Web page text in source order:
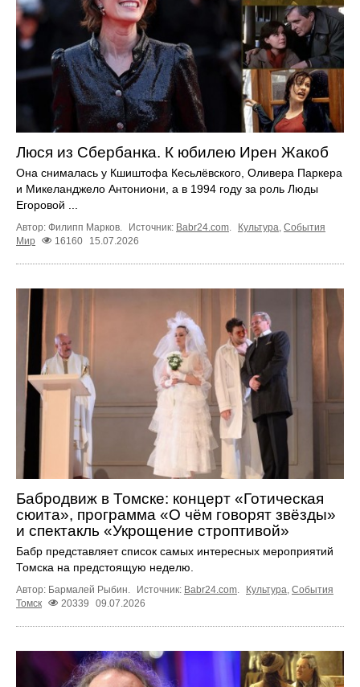
Люся из Сбербанка. К юбилею Ирен Жакоб
Она снималась у Кшиштофа Кесьлёвского, Оливера Паркера
и Микеланджело Антониони, а в 1994 году за роль Люды
Егоровой ...
Автор: Филипп Марков. Источник: Babr24.com. Культура, События
Мир
16160 15.07.2026
Бабродвиж в Томске: концерт «Готическая
сюита», программа «О чём говорят звёзды»
и спектакль «Укрощение строптивой»
Бабр представляет список самых интересных мероприятий
Томска на предстоящую неделю.
Автор: Бармалей Рыбин. Источник: Babr24.com Культура События
Томск
20339 09.07.2026